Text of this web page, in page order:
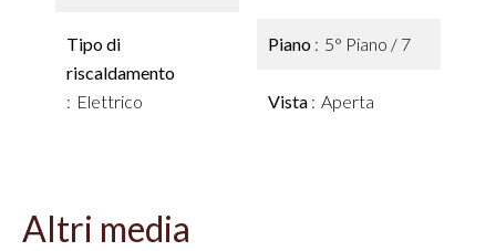
Tipo di
riscaldamento
Elettrico
Piano 5° Piano / 7
Vista Aperta
Altri media